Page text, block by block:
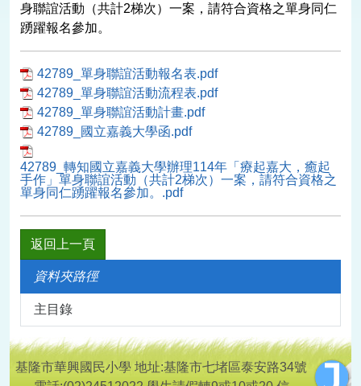
身聯誼活動（共計2梯次）一案，請符合資格之單身同仁
踴躍報名參加。
42789_單身聯誼活動報名表.pdf
42789_單身聯誼活動流程表.pdf
42789_單身聯誼活動計畫.pdf
42789_國立嘉義大學函.pdf
42789_轉知國立嘉義大學辦理114年「療起嘉大，癒起
手作」單身聯誼活動（共計2梯次）一案，請符合資格之
單身同仁踴躍報名參加。.pdf
返回上一頁
資料夾路徑
主目錄
基隆市華興國民小學 地址:基隆市七堵區泰安路34號